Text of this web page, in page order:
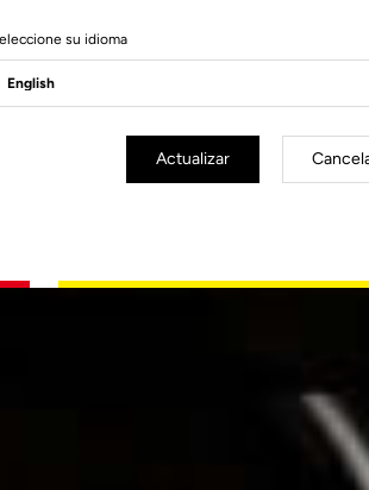
su idioma
Actualizar